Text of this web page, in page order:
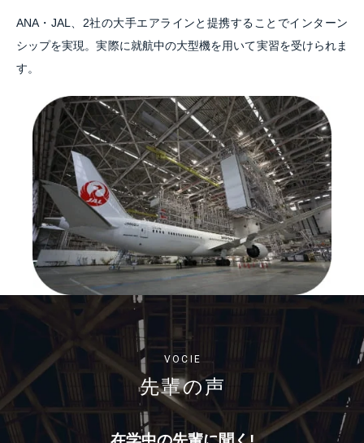
ANA・JAL、2社の大手エアラインと提携することでインターン
シップを実現。実際に就航中の大型機を用いて実習を受けられま
す。
VOCIE
先輩の声